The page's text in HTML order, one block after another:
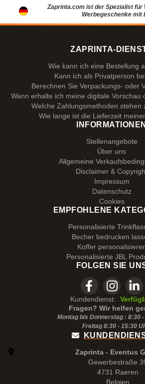
Zaprinta.com ist der Spezialist für
Werbegeschenke mit
ZAPRINTA-
Wie kann ich eine Bestellung
Kann ich als Privatperson
Berechnen Sie Verpackungs- oder
Wann erhalte ich meine digitale Vorschau
Welche Zahlungsmethoden stehen
Wie lange ist die Lieferzeit
INFORMATIONEN
Stellenangebote
Über uns
Allgemeine
Disclaimer &
Impressum
Datenschutz
Cookies
EMPFOHLENE
Personalisierte
Becher bedrucken
Koffer
Personalisierte JBL
FOLGEN SIE
Kundendienst:
Fragen? Wir helfen
Montag bis Donnerstag : 8:30
Freitag 8:30 - 15:30
Zaprinta - Eventus
Gewerbestraße
4731 Raeren
Belgien